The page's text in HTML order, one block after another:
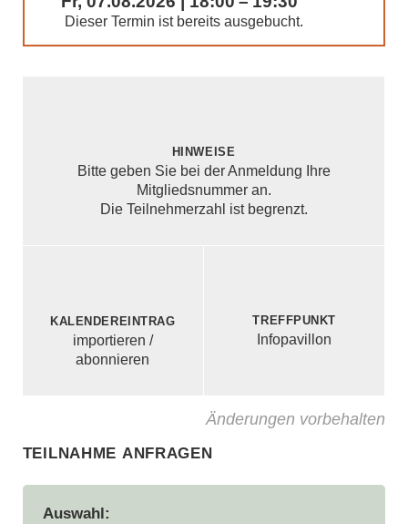
Dieser Termin ist bereits ausgebucht.
Hinweise
Bitte geben Sie bei der Anmeldung Ihre
Mitgliedsnummer an.
Die Teilnehmerzahl ist begrenzt.
Kalendereintrag
importieren /
abonnieren
Treffpunkt
Infopavillon
Änderungen vorbehalten
Teilnahme anfragen
Auswahl